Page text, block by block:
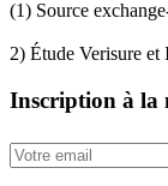
(1) Source
2) Étude Verisure et
Inscription à la